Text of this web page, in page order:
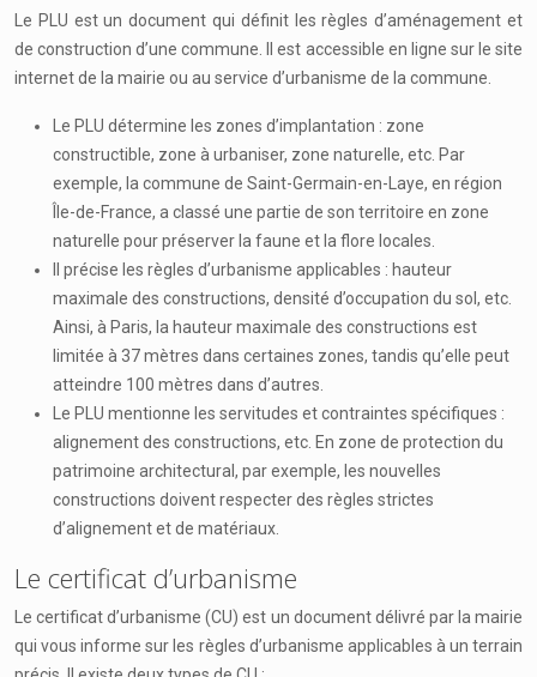
Le PLU est un document qui définit les règles d’aménagement et
de construction d’une commune. Il est accessible en ligne sur le site
internet de la mairie ou au service d’urbanisme de la commune.
Le PLU détermine les zones d’implantation : zone
constructible, zone à urbaniser, zone naturelle, etc. Par
exemple, la commune de Saint-Germain-en-Laye, en région
Île-de-France, a classé une partie de son territoire en zone
naturelle pour préserver la faune et la flore locales.
Il précise les règles d’urbanisme applicables : hauteur
maximale des constructions, densité d’occupation du sol, etc.
Ainsi, à Paris, la hauteur maximale des constructions est
limitée à 37 mètres dans certaines zones, tandis qu’elle peut
atteindre 100 mètres dans d’autres.
Le PLU mentionne les servitudes et contraintes spécifiques :
alignement des constructions, etc. En zone de protection du
patrimoine architectural, par exemple, les nouvelles
constructions doivent respecter des règles strictes
d’alignement et de matériaux.
Le certificat d’urbanisme
Le certificat d’urbanisme (CU) est un document délivré par la mairie
qui vous informe sur les règles d’urbanisme applicables à un terrain